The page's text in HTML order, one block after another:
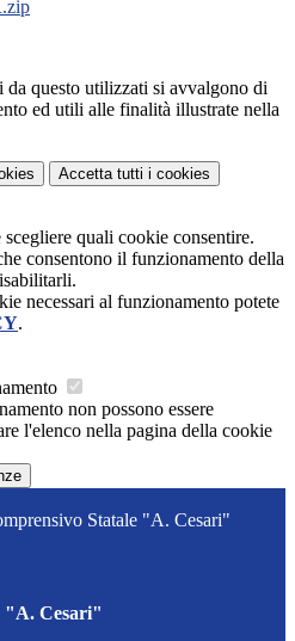
questo utilizzati si avvalgono di
ed utili alle finalità illustrate nella
Accetta tutti i cookies
quali cookie consentire.
consentono il funzionamento della
necessari al funzionamento potete
.
non possono essere
l'elenco nella pagina della cookie
Statale "A. Cesari"
"A. Cesari"